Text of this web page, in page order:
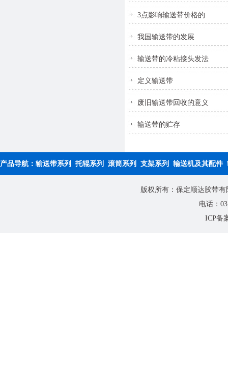
3点影响输送带价格的
我国输送带的发展
输送带的冷粘接头发法
定义输送带
废旧输送带回收的意义
输送带的贮存
产品导航： 输送带系列 托辊系列 滚筒系列 支架系列 输送机及其配件
版权所有：保定顺达胶带
电话：
ICP备